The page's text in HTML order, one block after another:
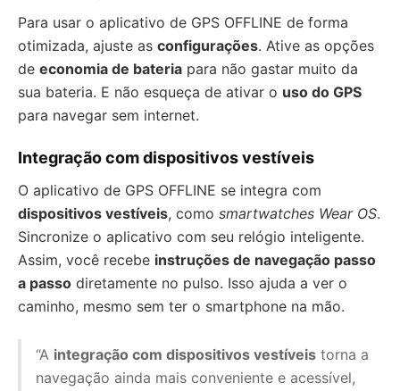
Para usar o aplicativo de GPS OFFLINE de forma
otimizada, ajuste as configurações. Ative as opções
de economia de bateria para não gastar muito da
sua bateria. E não esqueça de ativar o uso do GPS
para navegar sem internet.
Integração com dispositivos vestíveis
O aplicativo de GPS OFFLINE se integra com
dispositivos vestíveis, como smartwatches Wear OS.
Sincronize o aplicativo com seu relógio inteligente.
Assim, você recebe instruções de navegação passo
a passo diretamente no pulso. Isso ajuda a ver o
caminho, mesmo sem ter o smartphone na mão.
“A integração com dispositivos vestíveis torna a
navegação ainda mais conveniente e acessível,